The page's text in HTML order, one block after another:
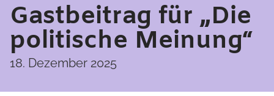
Gastbeitrag für „Die
politische Meinung“
18. Dezember 2025